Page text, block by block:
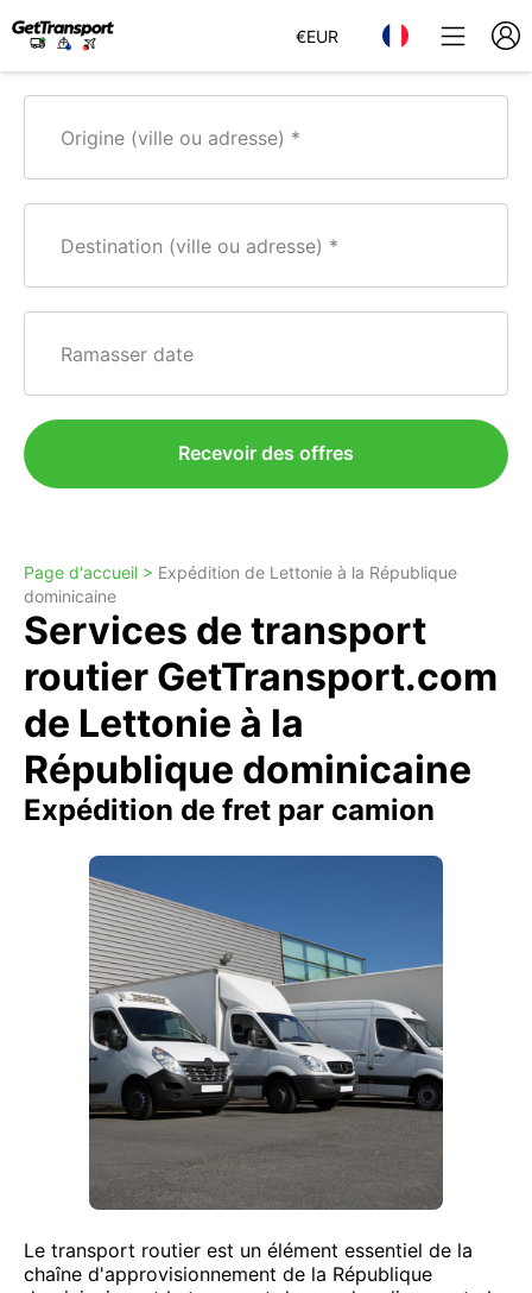
€EUR
Origine (ville ou adresse)
Destination (ville ou adresse)
Ramasser date
Recevoir des offres
Page d'accueil > Expédition de Lettonie à la République
dominicaine
Services de transport
routier GetTransport.com
de Lettonie à la
République dominicaine
Expédition de fret par camion
Le transport routier est un élément essentiel de la
chaîne d'approvisionnement de la République